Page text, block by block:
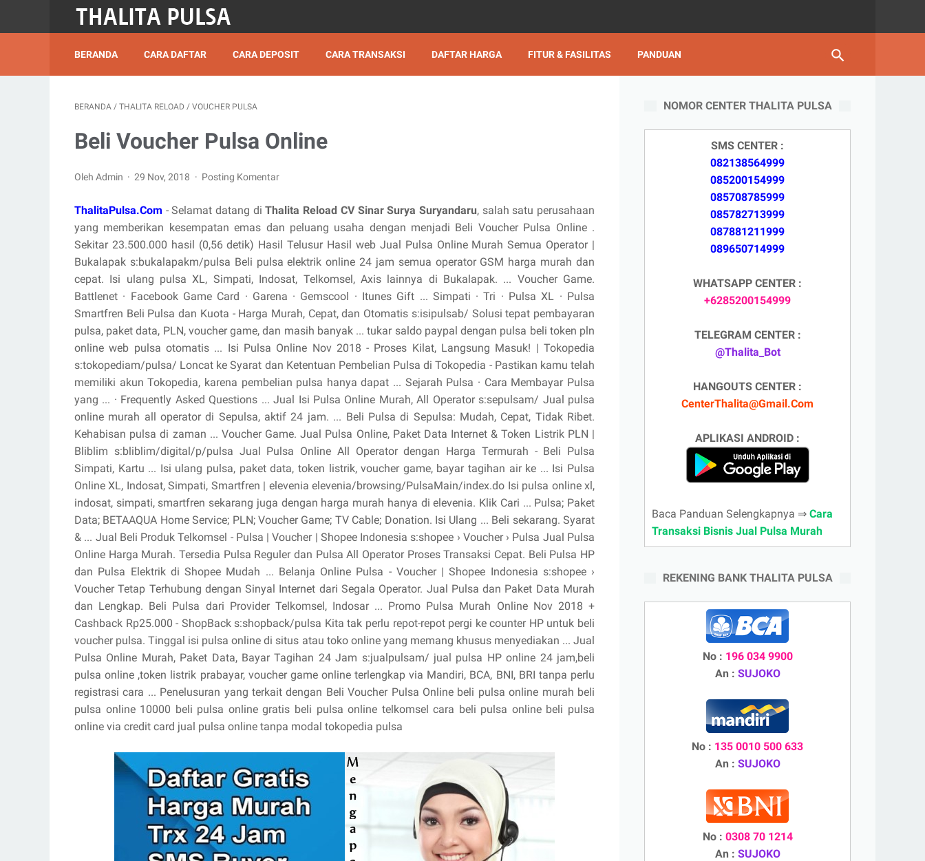
BERANDA CARA DAFTAR CARA DEPOSIT CARA TRANSAKSI DAFTAR HARGA FITUR & FASILITAS PANDUAN
BERANDA / THALITA RELOAD / VOUCHER PULSA
Beli Voucher Pulsa Online
Oleh Admin 29 Nov, 2018 Posting Komentar
ThalitaPulsa.Com - Selamat datang diThalita Reload CV Sinar Surya Suryandaru, salah satu perusahaan
yang memberikan kesempatan emas dan peluang usaha dengan menjadi Beli Voucher Pulsa Online .
Sekitar 23.500.000 hasil (0,56 detik) Hasil Telusur Hasil web Jual Pulsa Online Murah Semua Operator |
Bukalapak s:bukalapakm/pulsa Beli pulsa elektrik online 24 jam semua operator GSM harga murah dan
cepat. Isi ulang pulsa XL, Simpati, Indosat, Telkomsel, Axis lainnya di Bukalapak. ... Voucher Game.
Battlenet · Facebook Game Card · Garena · Gemscool · Itunes Gift ... ‎Simpati · ‎Tri · ‎Pulsa XL · ‎Pulsa
Smartfren Beli Pulsa dan Kuota - Harga Murah, Cepat, dan Otomatis s:isipulsab/ Solusi tepat pembayaran
pulsa, paket data, PLN, voucher game, dan masih banyak ... tukar saldo paypal dengan pulsa beli token pln
online web pulsa otomatis ... Isi Pulsa Online Nov 2018 - Proses Kilat, Langsung Masuk! | Tokopedia
s:tokopediam/pulsa/ Loncat ke Syarat dan Ketentuan Pembelian Pulsa di Tokopedia - Pastikan kamu telah
memiliki akun Tokopedia, karena pembelian pulsa hanya dapat ... ‎Sejarah Pulsa · ‎Cara Membayar Pulsa
yang ... · ‎Frequently Asked Questions ... Jual Isi Pulsa Online Murah, All Operator s:sepulsam/ Jual pulsa
online murah all operator di Sepulsa, aktif 24 jam. ... Beli Pulsa di Sepulsa: Mudah, Cepat, Tidak Ribet.
Kehabisan pulsa di zaman ... Voucher Game. Jual Pulsa Online, Paket Data Internet & Token Listrik PLN |
Bliblim s:bliblim/digital/p/pulsa Jual Pulsa Online All Operator dengan Harga Termurah - Beli Pulsa
Simpati, Kartu ... Isi ulang pulsa, paket data, token listrik, voucher game, bayar tagihan air ke ... Isi Pulsa
Online XL, Indosat, Simpati, Smartfren | elevenia elevenia/browsing/PulsaMain/index.do Isi pulsa online xl,
indosat, simpati, smartfren sekarang juga dengan harga murah hanya di elevenia. Klik Cari ... Pulsa; Paket
Data; BETAAQUA Home Service; PLN; Voucher Game; TV Cable; Donation. Isi Ulang ... Beli sekarang. Syarat
& ... Jual Beli Produk Telkomsel - Pulsa | Voucher | Shopee Indonesia s:shopee › Voucher › Pulsa Jual Pulsa
Online Harga Murah. Tersedia Pulsa Reguler dan Pulsa All Operator Proses Transaksi Cepat. Beli Pulsa HP
dan Pulsa Elektrik di Shopee Mudah ... Belanja Online Pulsa - Voucher | Shopee Indonesia s:shopee ›
Voucher Tetap Terhubung dengan Sinyal Internet dari Segala Operator. Jual Pulsa dan Paket Data Murah
dan Lengkap. Beli Pulsa dari Provider Telkomsel, Indosar ... Promo Pulsa Murah Online Nov 2018 +
Cashback Rp25.000 - ShopBack s:shopback/pulsa Kita tak perlu repot-repot pergi ke counter HP untuk beli
voucher pulsa. Tinggal isi pulsa online di situs atau toko online yang memang khusus menyediakan ... Jual
Pulsa Online Murah, Paket Data, Bayar Tagihan 24 Jam s:jualpulsam/ jual pulsa HP online 24 jam,beli
pulsa online ,token listrik prabayar, voucher game online terlengkap via Mandiri, BCA, BNI, BRI tanpa perlu
registrasi cara ... Penelusuran yang terkait dengan Beli Voucher Pulsa Online beli pulsa online murah beli
pulsa online 10000 beli pulsa online gratis beli pulsa online telkomsel cara beli pulsa online beli pulsa
online via credit card jual pulsa online tanpa modal tokopedia pulsa
NOMOR CENTER THALITA PULSA
SMS CENTER :
082138564999
085200154999
085708785999
085782713999
087881211999
089650714999
WHATSAPP CENTER :
+6285200154999
TELEGRAM CENTER :
@Thalita_Bot
HANGOUTS CENTER :
CenterThalita@Gmail.Com
APLIKASI ANDROID :
Baca Panduan Selengkapnya ⇒ Cara
Transaksi Bisnis Jual Pulsa Murah
REKENING BANK THALITA PULSA
No : 196 034 9900
An : SUJOKO
No : 135 0010 500 633
An : SUJOKO
No : 0308 70 1214
An : SUJOKO